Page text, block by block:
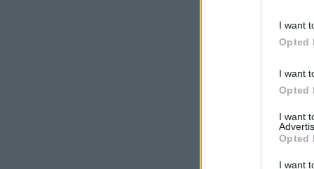
I want
Opted
I want
Opted
I want
Opted
I want